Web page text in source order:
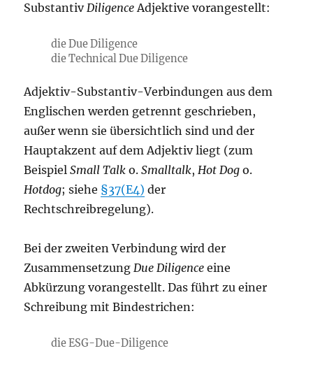
SubstantivDiligenceAdjektive vorangestellt:
die Due Diligence
die Technical Due Diligence
Adjektiv-Substantiv-Verbindungen aus dem
Englischen werden getrennt geschrieben,
außer wenn sie übersichtlich sind und der
Hauptakzent auf dem Adjektiv liegt (zum
BeispielSmall Talk o.Smalltalk, Hot Dog o.
Hotdog; siehe §37(E4) der
Rechtschreibregelung).
Bei der zweiten Verbindung wird der
Zusammensetzung Due Diligence eine
Abkürzung vorangestellt. Das führt zu einer
Schreibung mit Bindestrichen:
die ESG-Due-Diligence